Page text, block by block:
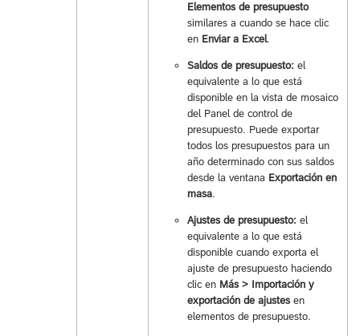
Elementos de presupuesto
similares a cuando se hace clic
en Enviar a Excel.
Saldos de presupuesto: el
equivalente a lo que está
disponible en la vista de mosaico
del Panel de control de
presupuesto. Puede exportar
todos los presupuestos para un
año determinado con sus saldos
desde la ventana Exportación en
masa.
Ajustes de presupuesto: el
equivalente a lo que está
disponible cuando exporta el
ajuste de presupuesto haciendo
clic en Más > Importación y
exportación de ajustesen
elementos de presupuesto.